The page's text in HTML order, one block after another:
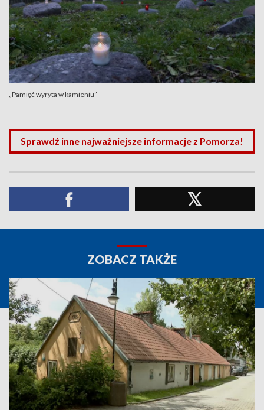
„Pamięć wyryta w kamieniu”
Sprawdź inne najważniejsze informacje z Pomorza!
ZOBACZ TAKŻE